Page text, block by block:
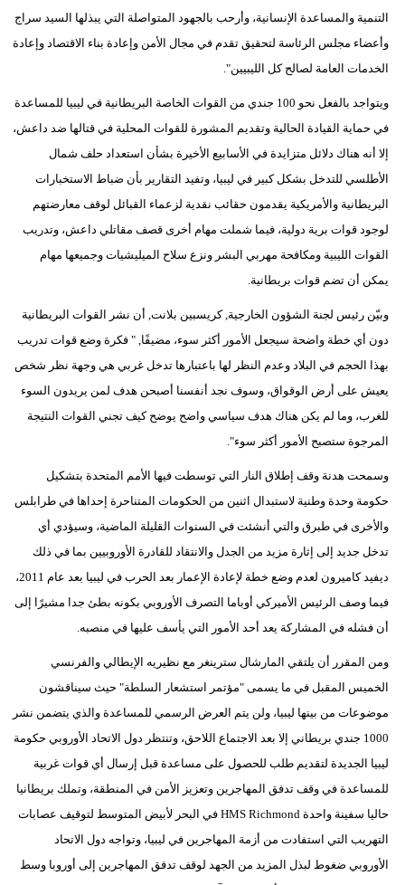
التنمية والمساعدة الإنسانية، وأرحب بالجهود المتواصلة التي يبذلها السيد سراج
وأعضاء مجلس الرئاسة لتحقيق تقدم في مجال الأمن وإعادة بناء الاقتصاد وإعادة
الخدمات العامة لصالح كل الليبيين".
ويتواجد بالفعل نحو 100 جندي من القوات الخاصة البريطانية في ليبيا للمساعدة
في حماية القيادة الحالية وتقديم المشورة للقوات المحلية في قتالها ضد داعش،
إلا أنه هناك دلائل متزايدة في الأسابيع الأخيرة بشأن استعداد حلف شمال
الأطلسي للتدخل بشكل كبير في ليبيا، وتفيد التقارير بأن ضباط الاستخبارات
البريطانية والأمريكية يقدمون حقائب نقدية لزعماء القبائل لوقف معارضتهم
لوجود قوات برية دولية، فيما شملت مهام أخرى قصف مقاتلي داعش، وتدريب
القوات الليبية ومكافحة مهربي البشر ونزع سلاح الميليشيات وجميعها مهام
يمكن أن تضم قوات بريطانية.
وبيّن رئيس لجنة الشؤون الخارجية, كريسبين بلانت, أن نشر القوات البريطانية
دون أي خطة واضحة سيجعل الأمور أكثر سوء، مضيفًا, " فكرة وضع قوات تدريب
بهذا الحجم في البلاد وعدم النظر لها باعتبارها تدخل غربي هي وجهة نظر شخص
يعيش على أرض الوقواق، وسوف نجد أنفسنا أصبحن هدف لمن يريدون السوء
للغرب، وما لم يكن هناك هدف سياسي واضح يوضح كيف تجني القوات النتيجة
المرجوة ستصبح الأمور أكثر سوء".
وسمحت هدنة وقف إطلاق النار التي توسطت فيها الأمم المتحدة بتشكيل
حكومة وحدة وطنية لاستبدال اثنين من الحكومات المتناحرة إحداها في طرابلس
والأخرى في طبرق والتي أنشئت في السنوات القليلة الماضية، وسيؤدي أي
تدخل جديد إلى إثارة مزيد من الجدل والانتقاد للقادرة الأوروبيين بما في ذلك
ديفيد كاميرون لعدم وضع خطة لإعادة الإعمار بعد الحرب في ليبيا بعد عام 2011،
فيما وصف الرئيس الأميركي أوباما التصرف الأوروبي بكونه بطئ جدا مشيرًا إلى
أن فشله في المشاركة يعد أحد الأمور التي يأسف عليها في منصبه.
ومن المقرر أن يلتقي المارشال سترينغر مع نظيريه الإيطالي والفرنسي
الخميس المقبل في ما يسمى "مؤتمر استشعار السلطة" حيث سيناقشون
موضوعات من بينها ليبيا، ولن يتم العرض الرسمي للمساعدة والذي يتضمن نشر
1000 جندي بريطاني إلا بعد الاجتماع اللاحق، وتنتظر دول الاتحاد الأوروبي حكومة
ليبيا الجديدة لتقديم طلب للحصول على مساعدة قبل إرسال أي قوات غربية
للمساعدة في وقف تدفق المهاجرين وتعزيز الأمن في المنطقة، وتملك بريطانيا
حاليا سفينة واحدة HMS Richmond في البحر لأبيض المتوسط لتوقيف عصابات
التهريب التي استفادت من أزمة المهاجرين في ليبيا، وتواجه دول الاتحاد
الأوروبي ضغوط لبذل المزيد من الجهد لوقف تدفق المهاجرين إلى أوروبا وسط